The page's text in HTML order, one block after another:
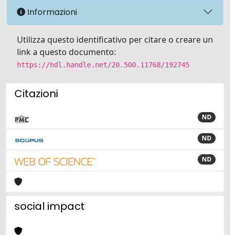
Informazioni
Utilizza questo identificativo per citare o creare un
link a questo documento:
https://hdl.handle.net/20.500.11768/192745
Citazioni
ND
ND
ND
social impact